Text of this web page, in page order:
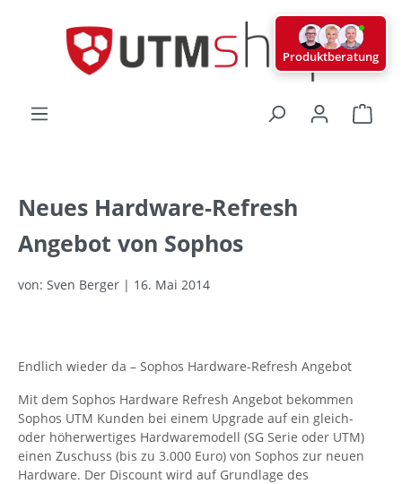
Neues Hardware-Refresh
Angebot von Sophos
von: Sven Berger | 16. Mai 2014
Endlich wieder da – Sophos Hardware-Refresh Angebot
Mit dem Sophos Hardware Refresh Angebot bekommen
Sophos UTM Kunden bei einem Upgrade auf ein gleich-
oder höherwertiges Hardwaremodell (SG Serie oder UTM)
einen Zuschuss (bis zu 3.000 Euro) von Sophos zur neuen
Hardware. Der Discount wird auf Grundlage des
Produktberatung